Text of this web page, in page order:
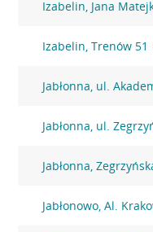
Izabelin, Jana
Izabelin, Trenów 51
Jabłonna, ul.
Jabłonna, ul.
Jabłonna,
Jabłonowo, Al.